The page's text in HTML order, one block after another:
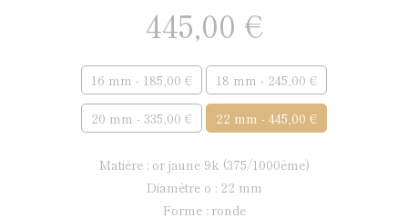
445,00 €
16 mm - 185,00 € 18 mm - 245,00 €
20 mm - 335,00 € 22 mm - 445,00 €
matière : or jaune 9k (375/1000ème)
diamètre ø : 22 mm
forme : ronde